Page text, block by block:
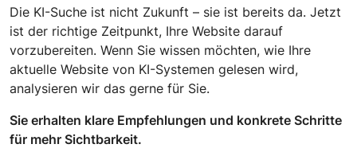
Die KI-Suche ist nicht Zukunft – sie ist bereits da. Jetzt
ist der richtige Zeitpunkt, Ihre Website darauf
vorzubereiten. Wenn Sie wissen möchten, wie Ihre
aktuelle Website von KI-Systemen gelesen wird,
analysieren wir das gerne für Sie.
Sie erhalten klare Empfehlungen und konkrete Schritte
für mehr Sichtbarkeit.